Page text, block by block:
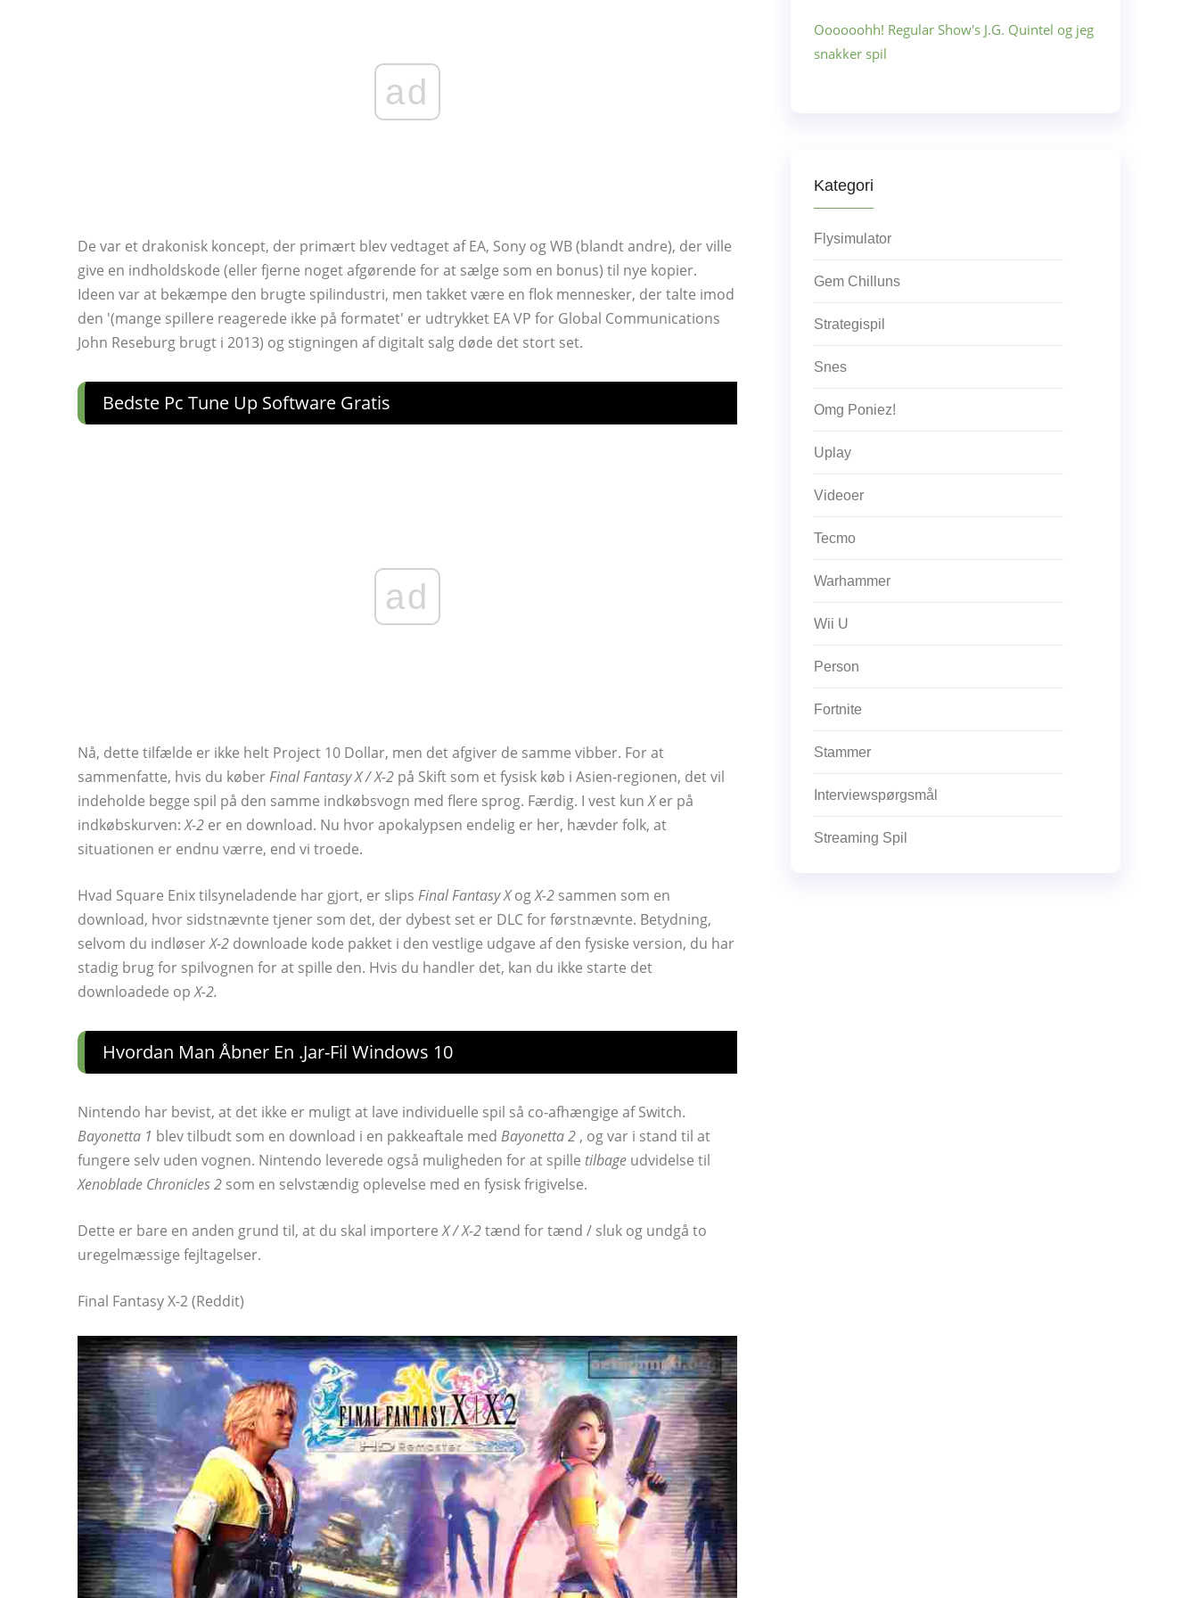
ad
De var et drakonisk koncept, der primært blev vedtaget af EA, Sony og WB (blandt andre), der ville
give en indholdskode (eller fjerne noget afgørende for at sælge som en bonus) til nye kopier.
Ideen var at bekæmpe den brugte spilindustri, men takket være en flok mennesker, der talte imod
den '(mange spillere reagerede ikke på formatet' er udtrykket EA VP for Global Communications
John Reseburg brugt i 2013) og stigningen af digitalt salg døde det stort set.
Bedste Pc Tune Up Software Gratis
ad
Nå, dette tilfælde er ikke helt Project 10 Dollar, men det afgiver de samme vibber. For at
sammenfatte, hvis du køberFinal Fantasy X / X-2 på Skift som et fysisk køb i Asien-regionen, det vil
indeholde begge spil på den samme indkøbsvogn med flere sprog. Færdig. I vest kunXer på
indkøbskurven:X-2 er en download. Nu hvor apokalypsen endelig er her, hævder folk, at
situationen er endnu værre, end vi troede.
Hvad Square Enix tilsyneladende har gjort, er slips Final Fantasy XogX-2 sammen som en
download, hvor sidstnævnte tjener som det, der dybest set er DLC for førstnævnte. Betydning,
selvom du indløserX-2 downloade kode pakket i den vestlige udgave af den fysiske version, du har
stadig brug for spilvognen for at spille den. Hvis du handler det, kan du ikke starte det
downloadede opX-2.
Hvordan Man Åbner En .jar-Fil Windows 10
Nintendo har bevist, at det ikke er muligt at lave individuelle spil så co-afhængige af Switch.
Bayonetta 1 blev tilbudt som en download i en pakkeaftale med Bayonetta 2 , og var i stand til at
fungere selv uden vognen. Nintendo leverede også muligheden for at spille tilbage udvidelse til
Xenoblade Chronicles 2 som en selvstændig oplevelse med en fysisk frigivelse.
Dette er bare en anden grund til, at du skal importereX / X-2tænd for tænd / sluk og undgå to
uregelmæssige fejltagelser.
Final Fantasy X-2 (Reddit)
Oooooohh! Regular Show's J.G. Quintel og jeg
snakker spil
Kategori
Flysimulator
Gem Chilluns
Strategispil
Snes
Omg Poniez!
Uplay
Videoer
Tecmo
Warhammer
Wii U
Person
Fortnite
Stammer
Interviewspørgsmål
Streaming Spil